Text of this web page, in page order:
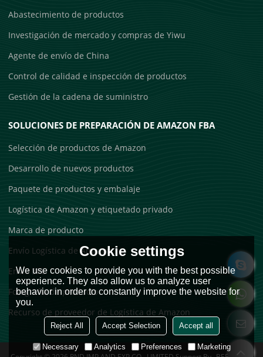
Abastecimiento de productos
Investigación de mercado y compras de Yiwu
Agente de envío de China
Control de calidad e inspección de productos
Gestión de la cadena de suministro
SOLUCIONES DE PREPARACIÓN DE AMAZON FBA
Selección de productos de Amazon
Desarrollo de nuevos productos
Paquete de productos y embalaje
Logística de Amazon y etiquetado privado
Marca de producto
Envío Logística de Amazon
Envío 3PL
Fotografía de producto
Recurso de proveedor de Logística de Amazon
Cookie settings
We use cookies to provide you with the best possible
experience. They also allow us to analyze user
behavior in order to constantly improve the website for
you.
Reject All Accept Selection Accept all
Necessary Analytics Preferences Marketing